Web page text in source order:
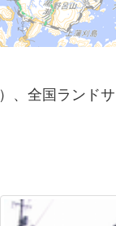
、全国ランド